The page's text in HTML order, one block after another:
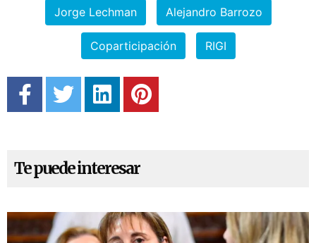
Jorge Lechman Alejandro Barrozo
Coparticipación RIGI
Te puede interesar